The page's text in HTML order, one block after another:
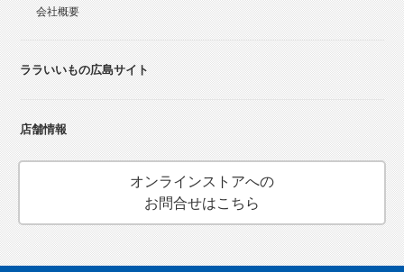
会社概要
ララいいもの広島サイト
店舗情報
オンラインストアへの
お問合せはこちら